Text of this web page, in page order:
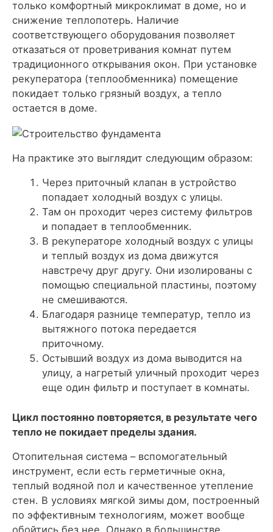
только комфортный микроклимат в доме, но и
снижение теплопотерь. Наличие
соответствующего оборудования позволяет
отказаться от проветривания комнат путем
традиционного открывания окон. При установке
рекуператора (теплообменника) помещение
покидает только грязный воздух, а тепло
остается в доме.
На практике это выглядит следующим образом:
Через приточный клапан в устройство
попадает холодный воздух с улицы.
Там он проходит через систему фильтров
и попадает в теплообменник.
В рекуператоре холодный воздух с улицы
и теплый воздух из дома движутся
навстречу друг другу. Они изолированы с
помощью специальной пластины, поэтому
не смешиваются.
Благодаря разнице температур, тепло из
вытяжного потока передается
приточному.
Остывший воздух из дома выводится на
улицу, а нагретый уличный проходит через
еще один фильтр и поступает в комнаты.
Цикл постоянно повторяется, в результате чего
тепло не покидает пределы здания.
Отопительная система – вспомогательный
инструмент, если есть герметичные окна,
теплый водяной пол и качественное утепление
стен. В условиях мягкой зимы дом, построенный
по эффективным технологиям, может вообще